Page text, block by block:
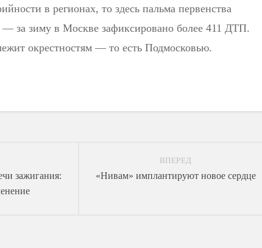
в регионах, то здесь пальма первенства
— за зиму в Москве зафиксировано более 411 ДТП.
окрестностям — то есть Подмосковью.
ВПЕРЕД
«Нивам» имплантируют новое сердце
зажигания: